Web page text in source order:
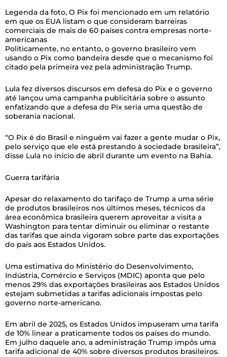
Legenda da foto, O Pix foi mencionado em um relatório
em que os EUA listam o que consideram barreiras
comerciais de mais de 60 países contra empresas norte-
americanas
Politicamente, no entanto, o governo brasileiro vem
usando o Pix como bandeira desde que o mecanismo foi
citado pela primeira vez pela administração Trump.
Lula fez diversos discursos em defesa do Pix e o governo
até lançou uma campanha publicitária sobre o assunto
enfatizando que a defesa do Pix seria uma questão de
soberania nacional.
“O Pix é do Brasil e ninguém vai fazer a gente mudar o Pix,
pelo serviço que ele está prestando à sociedade brasileira”,
disse Lula no início de abril durante um evento na Bahia.
Guerra tarifária
Apesar do relaxamento do tarifaço de Trump a uma série
de produtos brasileiros nos últimos meses, técnicos da
área econômica brasileira querem aproveitar a visita a
Washington para tentar diminuir ou eliminar o restante
das tarifas que ainda vigoram sobre parte das exportações
do país aos Estados Unidos.
Uma estimativa do Ministério do Desenvolvimento,
Indústria, Comércio e Serviços (MDIC) aponta que pelo
menos 29% das exportações brasileiras aos Estados Unidos
estejam submetidas a tarifas adicionais impostas pelo
governo norte-americano.
Em abril de 2025, os Estados Unidos impuseram uma tarifa
de 10% linear a praticamente todos os países do mundo.
Em julho daquele ano, a administração Trump impôs uma
tarifa adicional de 40% sobre diversos produtos brasileiros.